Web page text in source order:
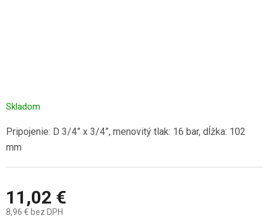
11,02 €
8,96 € bez DPH
Skladom
Pripojenie: D 3/4” x 3/4”, menovitý tlak: 16 bar, dĺžka: 102
mm